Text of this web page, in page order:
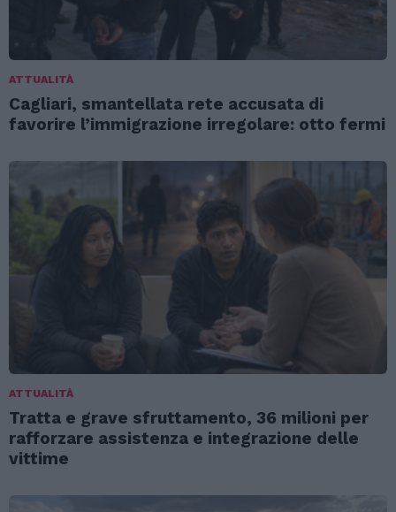
ATTUALITÀ
Cagliari, smantellata rete accusata di
favorire l’immigrazione irregolare: otto fermi
ATTUALITÀ
Tratta e grave sfruttamento, 36 milioni per
rafforzare assistenza e integrazione delle
vittime